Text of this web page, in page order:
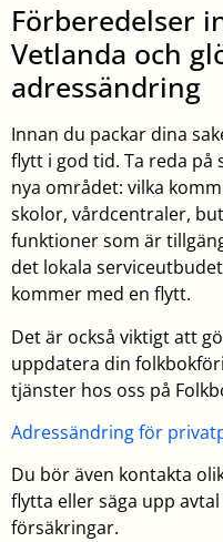
Förberedelser
Vetlanda och
adressändring
Innan du packar dina
flytt i god tid. Ta reda på
nya området: vilka
skolor, vårdcentraler,
funktioner som är
det lokala
kommer med en flytt.
Det är också viktigt att
uppdatera din
tjänster hos oss på
Adressändring för
Du bör även kontakta
flytta eller säga upp
försäkringar.